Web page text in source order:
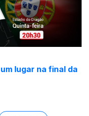
lugar na final da